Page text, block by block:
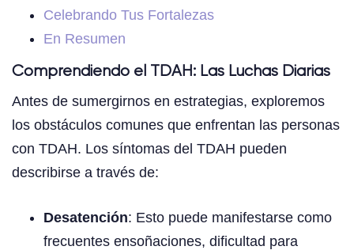
Celebrando Tus Fortalezas
En Resumen
Comprendiendo el TDAH: Las Luchas Diarias
Antes de sumergirnos en estrategias, exploremos
los obstáculos comunes que enfrentan las personas
con TDAH. Los síntomas del TDAH pueden
describirse a través de:
Desatención: Esto puede manifestarse como
frecuentes ensoñaciones, dificultad para